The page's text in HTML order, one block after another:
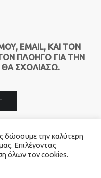
EMAIL, ΚΑΙ ΤΟΝ
ΠΛΟΗΓΌ ΓΙΑ ΤΗΝ
ΣΧΟΛΙΆΣΩ.
All Rights Reserved.
δώσουμε την καλύτερη
Επιλέγοντας
όλων τον cookies.